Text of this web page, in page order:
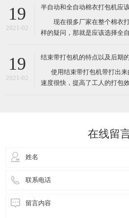
其体积小巧、维修起来比较简
捆包机的电熔粘合效果，又可
19
2021-02
半自动和全自动棉衣打包机应
现在很多厂家在整个棉衣打
样的疑问，那就是应该选择全
接选择全自动的，很有可能由
另外的朋友觉得如果不选择全
有可能最后会造成比较严重
19
2021-02
结束带打包机的特点以及后期
使用结束带打包机带打出来
速度很快，提高了工人的打包
在线留